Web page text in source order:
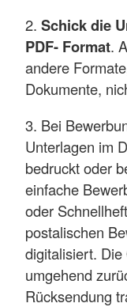
2. Schick die
PDF- Format.
andere
Dokumente,
3. Bei
Unterlagen im
bedruckt oder
einfache
oder
postalischen
digitalisiert.
umgehend
Rücksendung